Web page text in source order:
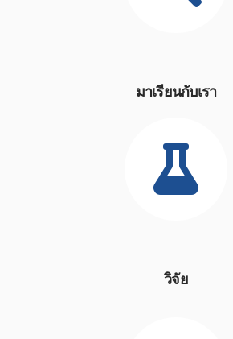
มาเรียนกับเรา
วิจัย